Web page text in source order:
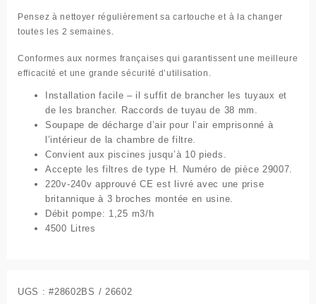
Pensez à nettoyer régulièrement sa cartouche et à la changer
toutes les 2 semaines.
Conformes aux normes françaises qui garantissent une meilleure
efficacité et une grande sécurité d’utilisation.
Installation facile – il suffit de brancher les tuyaux et
de les brancher. Raccords de tuyau de 38 mm.
Soupape de décharge d’air pour l’air emprisonné à
l’intérieur de la chambre de filtre.
Convient aux piscines jusqu’à 10 pieds.
Accepte les filtres de type H. Numéro de pièce 29007.
220v-240v approuvé CE est livré avec une prise
britannique à 3 broches montée en usine.
Débit pompe: 1,25 m3/h
4500 Litres
UGS :#28602BS / 26602